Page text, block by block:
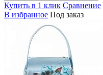
Купить в 1 клик Сравнение
В избранное Под заказ